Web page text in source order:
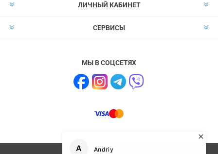
ЛИЧНЫЙ КАБИНЕТ
СЕРВИСЫ
МЫ В СОЦСЕТЯХ